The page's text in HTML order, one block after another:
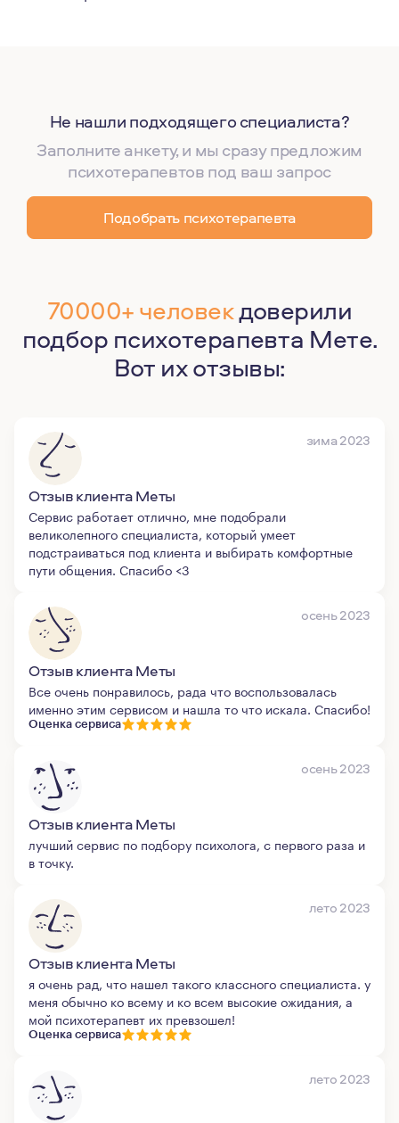
Не нашли подходящего специалиста?
Заполните анкету, и мы сразу предложим
психотерапевтов под ваш запрос
Подобрать психотерапевта
70000+ человекдоверили
подбор психотерапевта Мете.
Вот их отзывы:
зима 2023
Отзыв клиента Меты
Сервис работает отлично, мне подобрали
великолепного специалиста, который умеет
подстраиваться под клиента и выбирать комфортные
пути общения. Спасибо <3
осень 2023
Отзыв клиента Меты
Все очень понравилось, рада что воспользовалась
именно этим сервисом и нашла то что искала. Спасибо!
Оценка сервиса
осень 2023
Отзыв клиента Меты
лучший сервис по подбору психолога, с первого раза и
в точку.
лето 2023
Отзыв клиента Меты
я очень рад, что нашел такого классного специалиста. у
меня обычно ко всему и ко всем высокие ожидания, а
мой психотерапевт их превзошел!
Оценка сервиса
лето 2023